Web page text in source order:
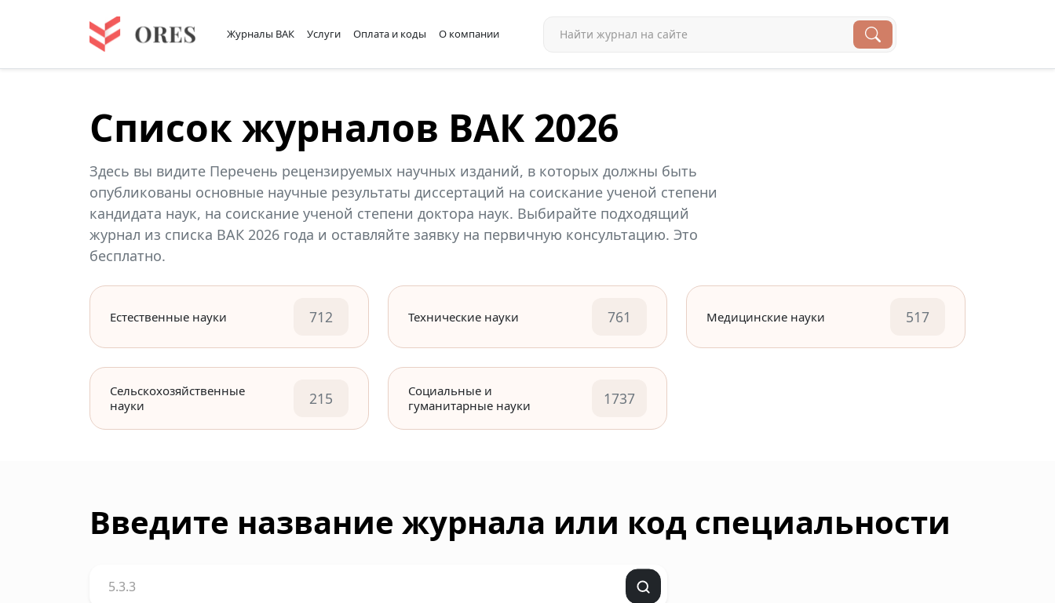
Журналы ВАК Услуги Оплата и коды О компании
Список журналов ВАК 2026
Здесь вы видите Перечень рецензируемых научных изданий, в которых должны быть
опубликованы основные научные результаты диссертаций на соискание ученой степени
кандидата наук, на соискание ученой степени доктора наук. Выбирайте подходящий
журнал из списка ВАК 2026 года и оставляйте заявку на первичную консультацию. Это
бесплатно.
Естественные науки 712 Технические науки 761 Медицинские науки 517
Сельскохозяйственные
науки
215
Социальные и
гуманитарные науки
1737
Введите название журнала или код специальности